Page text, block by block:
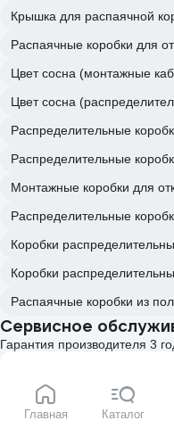
Главная Каталог
Крышка для распаячной
Распаячные коробки для
Цвет сосна (монтажные
Цвет сосна
Распределительные
Распределительные
Монтажные коробки для
Распределительные
Коробки
Коробки
Распаячные коробки из
Сервисное
Гарантия производителя 3
120 дней
Вы можете вернуть